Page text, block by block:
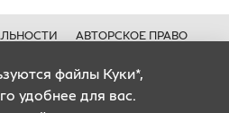
АВТОРСКОЕ ПРАВО
и ни при каких условиях не
положениями Статьи 435
файлы Куки*,
удобнее для вас.